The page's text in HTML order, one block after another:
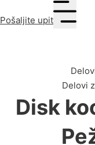
Pošaljite upit
Disk
Delovi